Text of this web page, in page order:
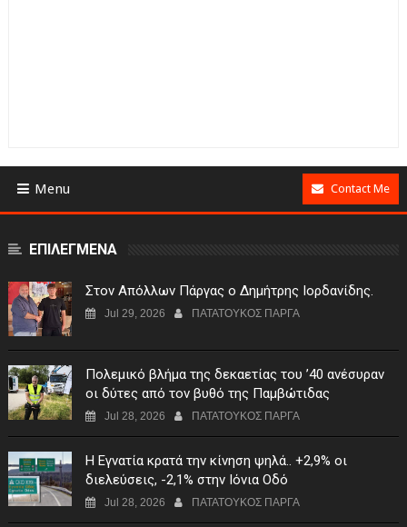
Menu Contact Me
ΕΠΙΛΕΓΜΕΝΑ
Στον Απόλλων Πάργας ο Δημήτρης Ιορδανίδης.
Jul 29, 2026 ΠΑΤΑΤΟΥΚΟΣ ΠΑΡΓΑ
Πολεμικό βλήμα της δεκαετίας του ’40 ανέσυραν
οι δύτες από τον βυθό της Παμβώτιδας
Jul 28, 2026 ΠΑΤΑΤΟΥΚΟΣ ΠΑΡΓΑ
Η Εγνατία κρατά την κίνηση ψηλά.. +2,9% οι
διελεύσεις, -2,1% στην Ιόνια Οδό
Jul 28, 2026 ΠΑΤΑΤΟΥΚΟΣ ΠΑΡΓΑ